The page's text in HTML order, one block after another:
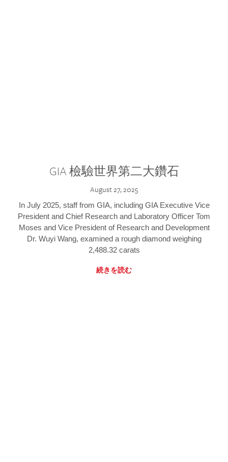
GIA 檢驗世界第二大鑽石
August 27, 2025
In July 2025, staff from GIA, including GIA Executive Vice
President and Chief Research and Laboratory Officer Tom
Moses and Vice President of Research and Development
Dr. Wuyi Wang, examined a rough diamond weighing
2,488.32 carats
続きを読む